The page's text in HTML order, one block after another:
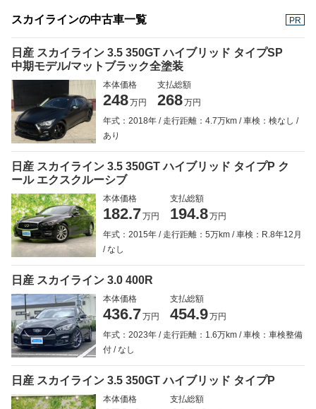
スカイラインの中古車一覧 PR
日産 スカイライン 3.5 350GT ハイブリッド タイプSP
中期モデル/マットブラック全塗装
本体価格
248万円
支払総額
268万円
年式：2018年
走行距離：4.7万km
車検：検なし
あり
日産 スカイライン 3.5 350GT ハイブリッド タイプP ク
ール エクスクルーシブ
本体価格
182.7万円
支払総額
194.8万円
年式：2015年
走行距離：5万km
車検：R.8年12月
なし
日産 スカイライン 3.0 400R
本体価格
436.7万円
支払総額
454.9万円
年式：2023年
走行距離：1.6万km
車検：車検整備
付
なし
日産 スカイライン 3.5 350GT ハイブリッド タイプP
本体価格 支払総額